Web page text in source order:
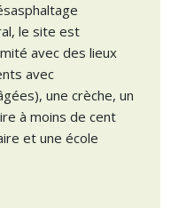
le site est
avec des lieux
avec
une crèche, un
à moins de cent
et une école